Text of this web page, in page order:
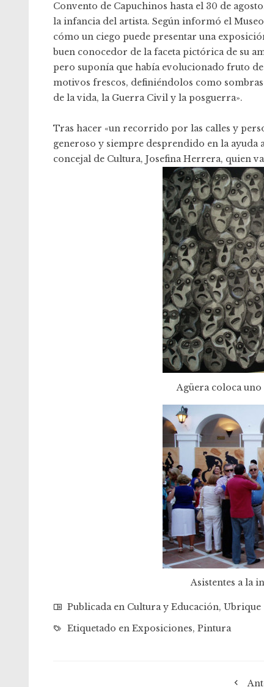
Convento de Capuchinos hasta el 30 de
la infancia del artista. Según informó el
cómo un ciego puede presentar una
buen conocedor de la faceta pictórica de su
pero suponía que había evolucionado fruto
motivos frescos, definiéndolos como sombras
de la vida, la Guerra Civil y la posguerra».
Tras hacer «un recorrido por las calles y
generoso y siempre desprendido en la ayuda
concejal de Cultura, Josefina Herrera, quien
Agüera coloca uno
Asistentes a la
Publicada en Cultura y Educación, Ubrique
Etiquetado en Exposiciones, Pintura